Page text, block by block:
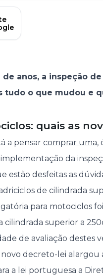
anos, a inspeção
tudo o que mudou e
quais as
a pensar comprar uma,
da
estão desfeitas as
de cilindrada
para motociclos
cilindrada superior a
de avaliação destes
decreto-lei alargou
a lei portuguesa a